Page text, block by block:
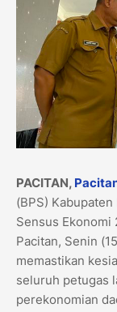
PACITAN,
(BPS)
Sensus Ekonomi
Pacitan, Senin
memastikan
seluruh petugas
perekonomian